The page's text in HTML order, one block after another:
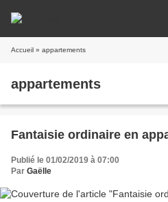
Accueil » appartements
appartements
Fantaisie ordinaire en
Publié le 01/02/2019 à 07:00
Par Gaëlle